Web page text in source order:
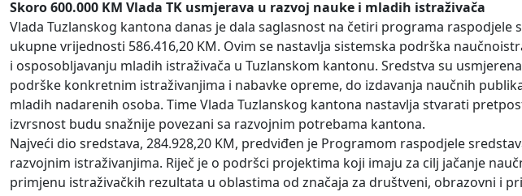
Skoro 600.000 KM Vlada TK usmjerava u razvoj nauke i mladih istraživača
Vlada Tuzlanskog kantona danas je dala saglasnost na četiri programa raspodjele
ukupne vrijednosti 586.416,20 KM. Ovim se nastavlja sistemska podrška
i osposobljavanju mladih istraživača u Tuzlanskom kantonu. Sredstva su
podrške konkretnim istraživanjima i nabavke opreme, do izdavanja naučnih
mladih nadarenih osoba. Time Vlada Tuzlanskog kantona nastavlja stvarati
izvrsnost budu snažnije povezani sa razvojnim potrebama kantona.
Najveći dio sredstava, 284.928,20 KM, predviđen je Programom raspodjele
razvojnim istraživanjima. Riječ je o podršci projektima koji imaju za cilj jačanje
primjenu istraživačkih rezultata u oblastima od značaja za društveni, obrazovni i